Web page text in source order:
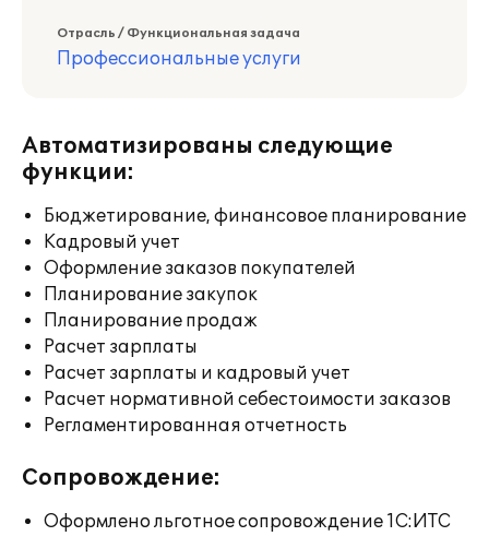
Отрасль / Функциональная задача
Профессиональные услуги
Автоматизированы следующие
функции:
Бюджетирование, финансовое планирование
Кадровый учет
Оформление заказов покупателей
Планирование закупок
Планирование продаж
Расчет зарплаты
Расчет зарплаты и кадровый учет
Расчет нормативной себестоимости заказов
Регламентированная отчетность
Сопровождение:
Оформлено льготное сопровождение 1С:ИТС